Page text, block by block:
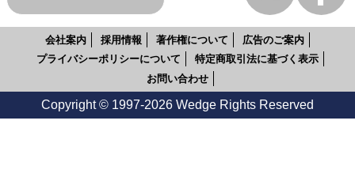
会社案内 採用情報 著作権について
広告のご案内
プライバシーポリシーについて
特定商取引法に基づく表示
お問い合わせ
Copyright © 1997-2026 Wedge Rights Reserved